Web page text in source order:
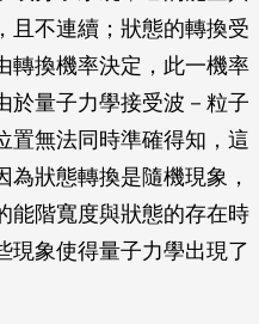
且不連續；狀態的轉換受
轉換機率決定，此一機率
於量子力學接受波－粒子
置無法同時準確得知，這
狀態轉換是隨機現象，
能階寬度與狀態的存在時
現象使得量子力學出現了